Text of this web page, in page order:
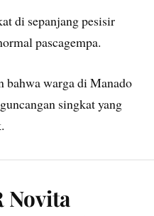
di sepanjang pesisir
pascagempa.
bahwa warga di Manado
singkat yang
Novita